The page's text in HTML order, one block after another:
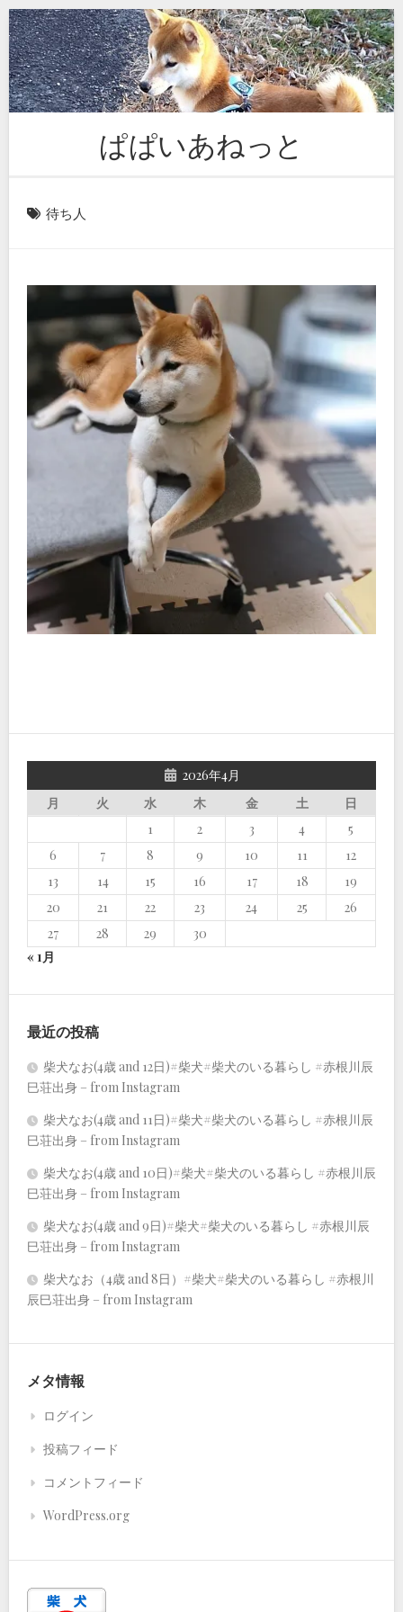
Skip
to
content
ぱぱいあねっと
待ち人
2026年4月
月
火 水 木 金 土
日
1
2 3 4
5
6
7 8 9 10 11
12
13
14 15 16 17 18
19
20
21 22 23 24 25
26
27
28 29
30
« 1月
最近の投稿
柴犬なお(4歳 and 12日)#柴犬#柴犬のいる暮らし #赤根川辰
巳荘出身 – from Instagram
柴犬なお(4歳 and 11日)#柴犬#柴犬のいる暮らし #赤根川辰
巳荘出身 – from Instagram
柴犬なお(4歳 and 10日)#柴犬#柴犬のいる暮らし #赤根川辰
巳荘出身 – from Instagram
柴犬なお(4歳 and 9日)#柴犬#柴犬のいる暮らし #赤根川辰
巳荘出身 – from Instagram
柴犬なお（4歳 and 8日）#柴犬#柴犬のいる暮らし #赤根川
辰巳荘出身 – from Instagram
メタ情報
ログイン
投稿フィード
コメントフィード
WordPress.org